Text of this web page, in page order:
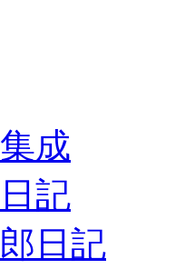
成
記
日記